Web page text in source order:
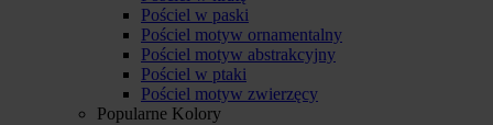
Pościel w paski
Pościel motyw ornamentalny
Pościel motyw abstrakcyjny
Pościel w ptaki
Pościel motyw zwierzęcy
Popularne Kolory